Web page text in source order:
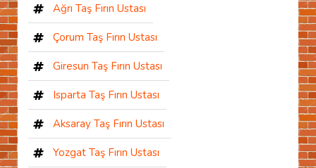
Ağrı Taş Fırın Ustası
Çorum Taş Fırın Ustası
Giresun Taş Fırın Ustası
Isparta Taş Fırın Ustası
Aksaray Taş Fırın Ustası
Yozgat Taş Fırın Ustası